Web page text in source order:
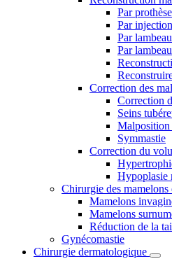
Par prothèse
Par
Par
Par
Correction des
Correction
Seins
Malposition
Symmastie
Correction du
Hypoplasie
Chirurgie des mamelons
Mamelons
Mamelons
Réduction de la
Gynécomastie
Chirurgie dermatologique